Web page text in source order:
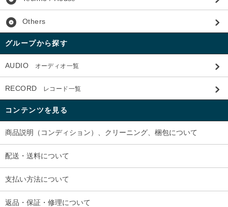
album Others
グループから探す
AUDIO オーディオ一覧
RECORD レコード一覧
コンテンツを見る
商品説明（コンディション）、クリーニング、梱包について
配送・送料について
支払い方法について
返品・保証・修理について